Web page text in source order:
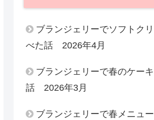
ブランジェリーでソフトク
べた話 2026年4月
ブランジェリーで春のケー
話 2026年3月
ブランジェリーで春メニュ